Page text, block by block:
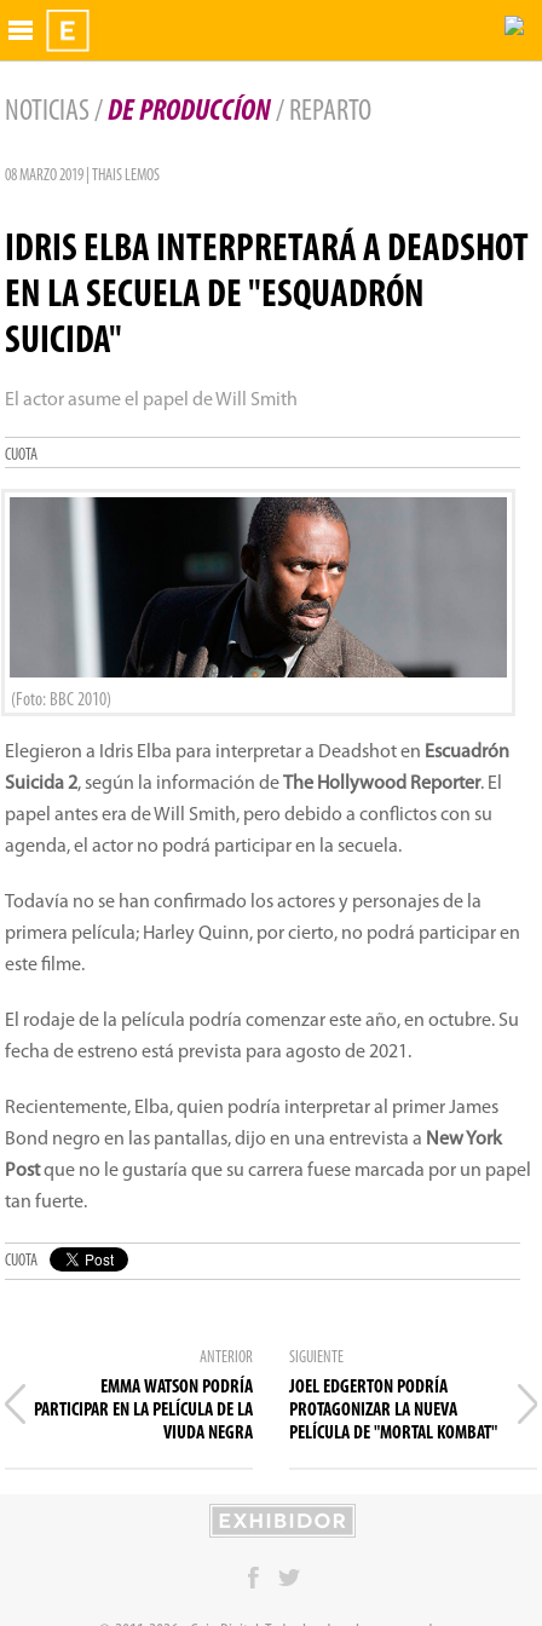
Exhibidor
NOTICIAS /DE PRODUCCÍON/ REPARTO
08 MARZO 2019 | THAIS LEMOS
IDRIS ELBA INTERPRETARÁ A DEADSHOT
EN LA SECUELA DE "ESQUADRÓN
SUICIDA"
El actor asume el papel de Will Smith
CUOTA
(Foto: BBC 2010)
Elegieron a Idris Elba para interpretar a Deadshot en Escuadrón
Suicida 2, según la información deThe Hollywood Reporter. El
papel antes era de Will Smith, pero debido a conflictos con su
agenda, el actor no podrá participar en la secuela.
Todavía no se han confirmado los actores y personajes de la
primera película; Harley Quinn, por cierto, no podrá participar en
este filme.
El rodaje de la película podría comenzar este año, en octubre. Su
fecha de estreno está prevista para agosto de 2021.
Recientemente, Elba, quien podría interpretar al primer James
Bond negro en las pantallas, dijo en una entrevista a New York
Postque no le gustaría que su carrera fuese marcada por un papel
tan fuerte.
CUOTA
ANTERIOR
EMMA WATSON PODRÍA
PARTICIPAR EN LA PELÍCULA DE LA
VIUDA NEGRA
SIGUIENTE
JOEL EDGERTON PODRÍA
PROTAGONIZAR LA NUEVA
PELÍCULA DE "MORTAL KOMBAT"